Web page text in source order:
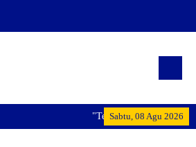
Sabtu, 08 Agu 2026
"Terwujudnya generasi